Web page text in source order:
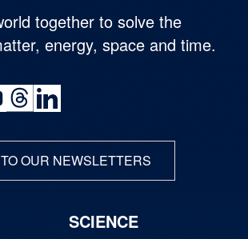
together to solve the
energy, space and time.
OUR NEWSLETTERS
SCIENCE